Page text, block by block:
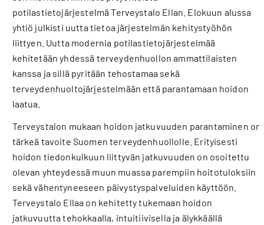
potilastietojärjestelmä Terveystalo Ellan. Elokuun alussa
yhtiö julkisti uutta tietoa järjestelmän kehitystyöhön
liittyen. Uutta modernia potilastietojärjestelmää
kehitetään yhdessä terveydenhuollon ammattilaisten
kanssa ja sillä pyritään tehostamaa sekä
terveydenhuoltojärjestelmään että parantamaan hoidon
laatua.
Terveystalon mukaan hoidon jatkuvuuden parantaminen on
tärkeä tavoite Suomen terveydenhuollolle. Erityisesti
hoidon tiedonkulkuun liittyvän jatkuvuuden on osoitettu
olevan yhteydessä muun muassa parempiin hoitotuloksiin
sekä vähentyneeseen päivystyspalveluiden käyttöön.
Terveystalo Ellaa on kehitetty tukemaan hoidon
jatkuvuutta tehokkaalla, intuitiivisella ja älykkäällä